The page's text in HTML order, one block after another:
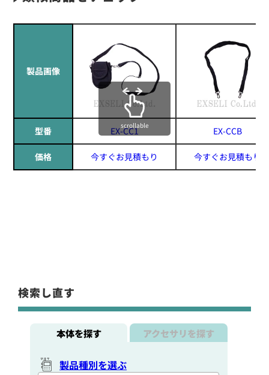
製品画像
型番 EX-CC1 EX-CCB
価格 今すぐお見積もり 今すぐお見積もり
scrollable
検索し直す
本体を探す アクセサリを探す
製品種別を選ぶ